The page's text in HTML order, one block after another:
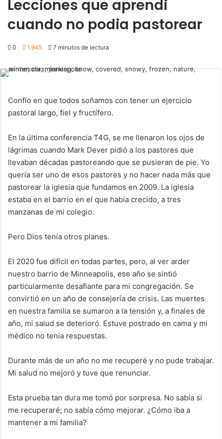
Lecciones que aprendi
cuando no podia pastorear
0 1.945 7 minutos de lectura
Confío en que todos soñamos con tener un ejercicio
pastoral largo, fiel y fructífero.
En la última conferencia T4G, se me llenaron los ojos de
lágrimas cuando Mark Dever pidió a los pastores que
llevaban décadas pastoreando que se pusieran de pie. Yo
quería ser uno de esos pastores y no hacer nada más que
pastorear la iglesia que fundamos en 2009. La iglesia
estaba en el barrio en el que había crecido, a tres
manzanas de mi colegio.
Pero Dios tenía otros planes.
El 2020 fue difícil en todas partes, pero, al ver arder
nuestro barrio de Minneapolis, ese año se sintió
particularmente desafiante para mi congregación. Se
convirtió en un año de consejería de crisis. Las muertes
en nuestra familia se sumaron a la tensión y, a finales de
año, mi salud se deterioró. Estuve postrado en cama y mi
médico no tenía respuestas.
Durante más de un año no me recuperé y no pude trabajar.
Mi salud no mejoró y tuve que renunciar.
Esta prueba tan dura me tomó por sorpresa. No sabía si
me recuperaré; no sabía cómo mejorar. ¿Cómo iba a
mantener a mi familia?